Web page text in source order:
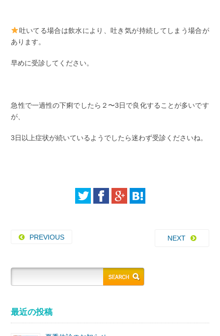
吐いてる場合は飲水により、吐き気が持続してしまう場合が
あります。
早めに受診してください。
急性で一過性の下痢でしたら２〜3日で良化することが多いです
が、
3日以上症状が続いているようでしたら迷わず受診くださいね。
PREVIOUS NEXT
最近の投稿